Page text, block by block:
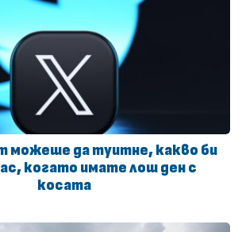
можеше да туитне, какво би
когато имате лош ден с
косата